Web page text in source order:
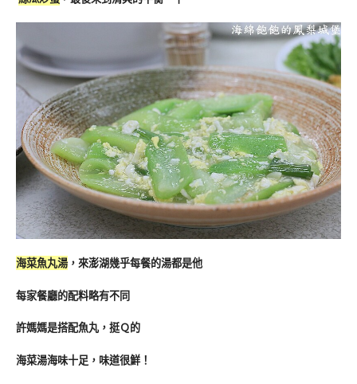
海菜魚丸湯，來澎湖幾乎每餐的湯都是他
每家餐廳的配料略有不同
許媽媽是搭配魚丸，挺Ｑ的
海菜湯海味十足，味道很鮮！